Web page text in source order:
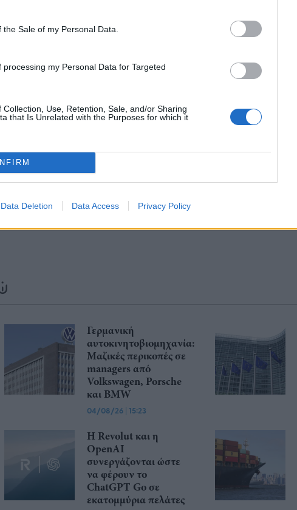
Sale of my Personal Data.
processing my Personal Data for Targeted
Collection, Use, Retention, Sale, and/or Sharing
that Is Unrelated with the Purposes for which it
Data Deletion Data Access Privacy Policy
και τον κόσμο στο
Γερμανική
αυτοκινητοβιομηχανία:
Μαζικές περικοπές σε
managers από
Volkswagen, Porsche
και BMW
04/08/26 | 15:23
Η Revolut και η
OpenAI
συνεργάζονται ώστε
να φέρουν το
ChatGPT Go σε
εκατομμύρια πελάτες